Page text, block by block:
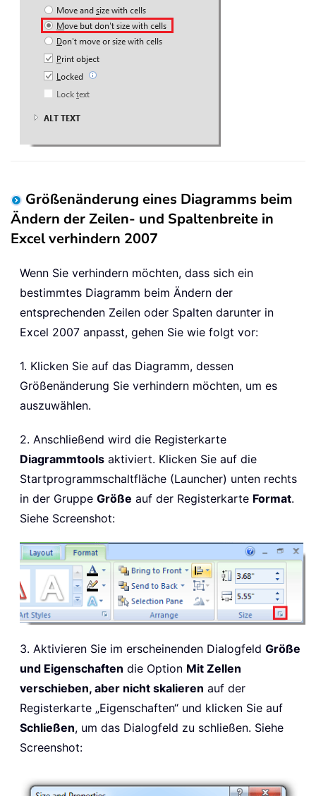
Größenänderung eines Diagramms beim
Ändern der Zeilen- und Spaltenbreite in
Excel verhindern 2007
Wenn Sie verhindern möchten, dass sich ein
bestimmtes Diagramm beim Ändern der
entsprechenden Zeilen oder Spalten darunter in
Excel 2007 anpasst, gehen Sie wie folgt vor:
1. Klicken Sie auf das Diagramm, dessen
Größenänderung Sie verhindern möchten, um es
auszuwählen.
2. Anschließend wird die Registerkarte
Diagrammtools aktiviert. Klicken Sie auf die
Startprogrammschaltfläche (Launcher) unten rechts
in der Gruppe Größe auf der Registerkarte Format.
Siehe Screenshot:
3. Aktivieren Sie im erscheinenden Dialogfeld Größe
und Eigenschaften die Option Mit Zellen
verschieben, aber nicht skalieren auf der
Registerkarte „Eigenschaften“ und klicken Sie auf
Schließen, um das Dialogfeld zu schließen. Siehe
Screenshot: